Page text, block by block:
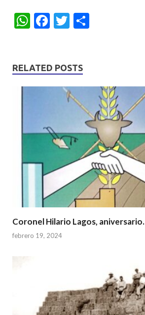
W
s
A
F
b
o
T
er
RELATED POSTS
Coronel Hilario Lagos, aniversario.
febrero 19, 2024